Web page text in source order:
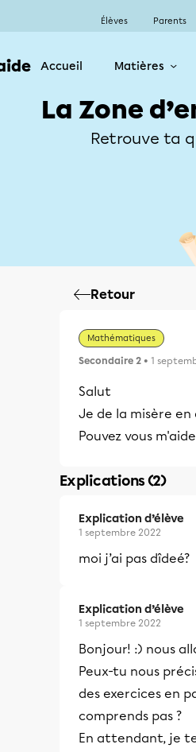
Élèves Parents
Accueil Matières
La Zone
Retrouve ta
Retour
Mathématiques
Secondaire 2 • 1
Salut
Je de la misère en
Pouvez vous
Explications (2)
Explication d’élève
1 septembre 2022
moi j’ai pas dîdeé?
Explication d’élève
1 septembre 2022
Bonjour! :) nous
Peux-tu nous
des exercices en
comprends pas ?
En attendant, je